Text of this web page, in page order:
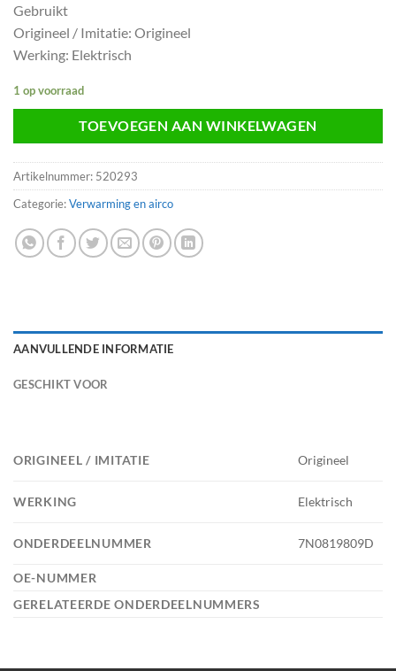
Gebruikt
Origineel / Imitatie: Origineel
Werking: Elektrisch
1 op voorraad
TOEVOEGEN AAN WINKELWAGEN
Artikelnummer: 520293
Categorie:Verwarming en airco
AANVULLENDE INFORMATIE
GESCHIKT VOOR
ORIGINEEL / IMITATIE Origineel
WERKING Elektrisch
ONDERDEELNUMMER 7N0819809D
OE-NUMMER
GERELATEERDE ONDERDEELNUMMERS